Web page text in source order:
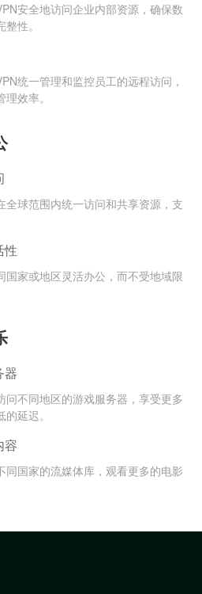
安全地访问企业内部资源，确保数
性。
统一管理和监控员工的远程访问，
效率。
全球范围内统一访问和共享资源，支
性
国家或地区灵活办公，而不受地域限
器
问不同地区的游戏服务器，享受更多
延迟。
容
同国家的流媒体库，观看更多的电影